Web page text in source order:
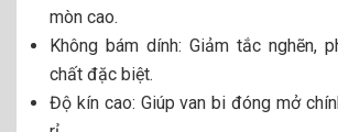
mòn cao.
Không bám dính: Giảm tắc nghẽn,
chất đặc biệt.
Độ kín cao: Giúp van bi đóng mở